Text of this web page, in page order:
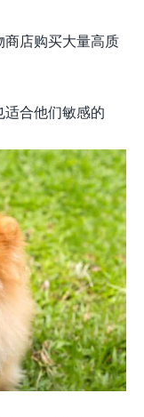
店购买大量高质
合他们敏感的